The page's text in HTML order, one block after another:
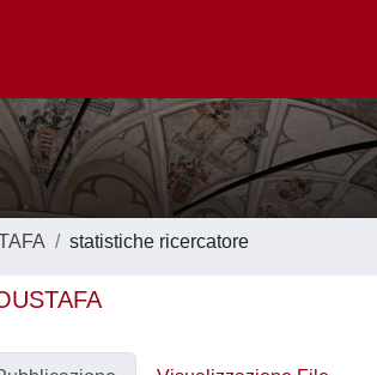
statistiche ricercatore